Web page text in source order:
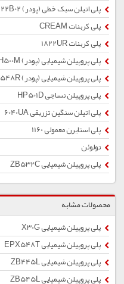
پلی اتیلن سبک خطی (پودر) 22B02
پلی کربنات CREAM
پلی کربنات 1822UR
پلی پروپیلن شیمیایی (پودر) ZH500M
پلی پروپیلن شیمیایی (پودر) ZB548R
پلی پروپیلن نساجی HP501D
پلی اتیلن سنگین تزریقی 6040UA
پلی استایرن معمولی 1160
تولوئن
پلی پروپیلن شیمیایی ZB532C
محصولات مشابه
پلی پروپیلن شیمیایی X30G
پلی پروپیلن شیمیایی EPX548T
پلی پروپیلن شیمیایی ZB445L
پلی پروپیلن شیمیایی ZB545L